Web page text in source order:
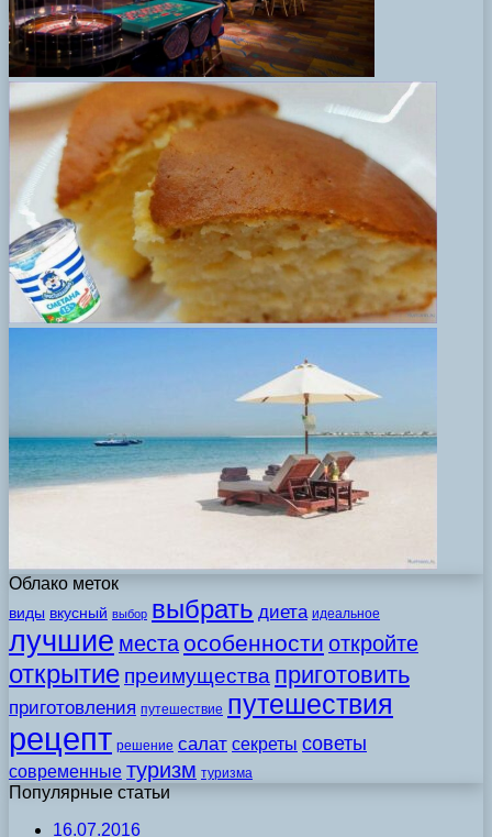
Облако меток
виды вкусный выбор выбрать диета идеальное
лучшие места особенности откройте
открытие преимущества приготовить
приготовления путешествие путешествия
рецепт решение салат секреты советы
современные туризм туризма
Популярные статьи
16.07.2016